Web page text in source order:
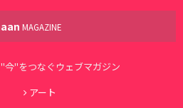
MAGAZINE
今"をつなぐウェブマガジン
アート